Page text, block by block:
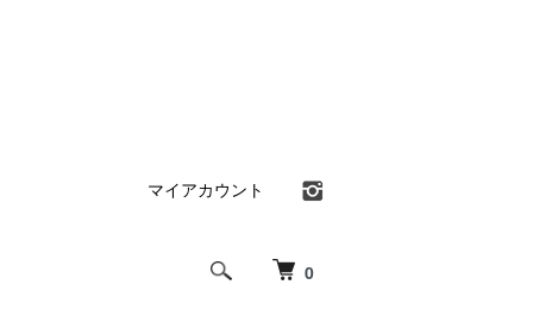
0
マイアカウント